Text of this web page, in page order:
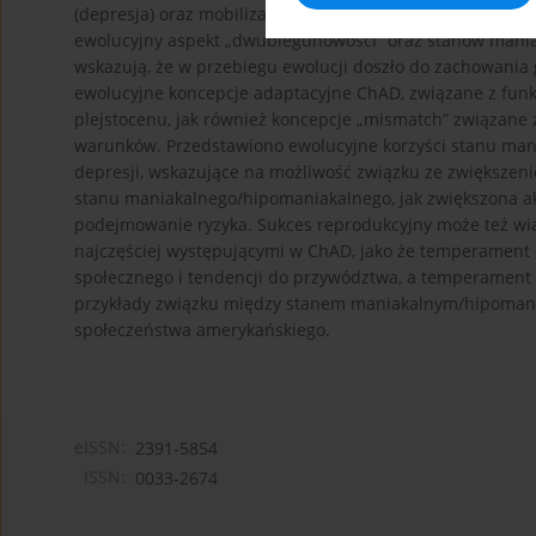
(depresja) oraz mobilizację organizmu w obliczu
ewolucyjny aspekt „dwubiegunowości” oraz stanów
wskazują, że w przebiegu ewolucji doszło do
ewolucyjne koncepcje adaptacyjne ChAD, związane z
plejstocenu, jak również koncepcje „mismatch”
warunków. Przedstawiono ewolucyjne korzyści stanu
depresji, wskazujące na możliwość związku ze
stanu maniakalnego/hipomaniakalnego, jak zwiększona
podejmowanie ryzyka. Sukces reprodukcyjny może też
najczęściej występującymi w ChAD, jako że
społecznego i tendencji do przywództwa, a
przykłady związku między stanem maniakalnym/
społeczeństwa amerykańskiego.
2391-5854
0033-2674